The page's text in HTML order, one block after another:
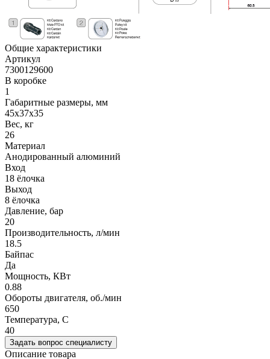
Общие характеристики
Артикул
7300129600
В коробке
1
Габаритные размеры, мм
45x37x35
Вес, кг
26
Материал
Анодированный алюминий
Вход
18 ёлочка
Выход
8 ёлочка
Давление, бар
20
Производительность, л/мин
18.5
Байпас
Да
Мощность, КВт
0.88
Обороты двигателя, об./мин
650
Температура, C
40
Задать вопрос специалисту
Описание товара